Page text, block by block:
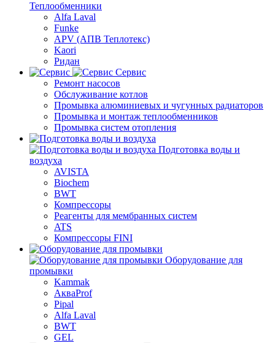
Теплообменники
Alfa Laval
Funke
APV (АПВ Теплотекс)
Kaori
Ридан
Сервис
Ремонт насосов
Обслуживание котлов
Промывка алюминиевых и чугунных радиаторов
Промывка и монтаж теплообменников
Промывка систем отопления
Подготовка воды и
воздуха
AVISTA
Biochem
BWT
Компрессоры
Реагенты для мембранных систем
ATS
Компрессоры FINI
Оборудование для
промывки
Kammak
АкваProf
Pipal
Alfa Laval
BWT
GEL